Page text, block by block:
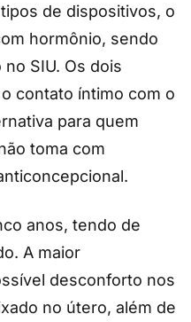
de dispositivos, o
hormônio, sendo
SIU. Os dois
contato íntimo com o
para quem
toma com
anos, tendo de
A maior
desconforto nos
no útero, além de